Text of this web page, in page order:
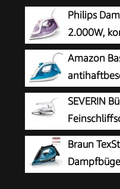
Philips
2.000W,
30 g/Min,
Keramikbügelsohle,
(DST3010/30)
Amazon
1800W,
200-ml-Tank, Blau
SEVERIN
nur 600g schwer,
Braun